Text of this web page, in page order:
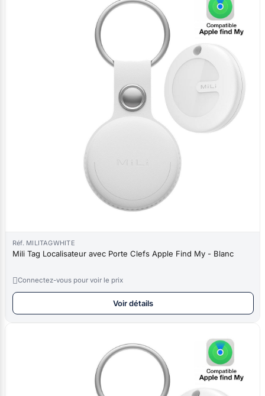
Réf. MILITAGWHITE
Mili Tag Localisateur avec Porte Clefs Apple Find My - Blanc
Connectez-vous pour voir le prix
Voir détails